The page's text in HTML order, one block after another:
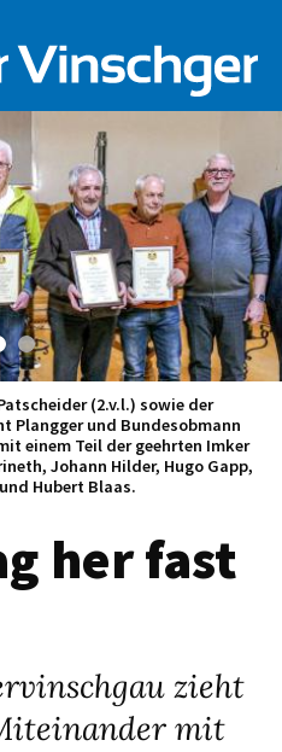
(2.v.l.) sowie der
Plangger und Bundesobmann
einem Teil der geehrten Imker
Johann Hilder, Hugo Gapp,
Hubert Blaas.
her fast
zieht
mit